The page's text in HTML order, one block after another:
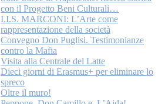
con il Progetto Beni Culturali…
I.I.S. MARCONI: L’Arte come
rappresentazione della società
Convegno Don Puglisi. Testimonianze
contro la Mafia
Visita alla Centrale del Latte
Dieci giorni di Erasmus+ per eliminare lo
spreco
Oltre il muro!